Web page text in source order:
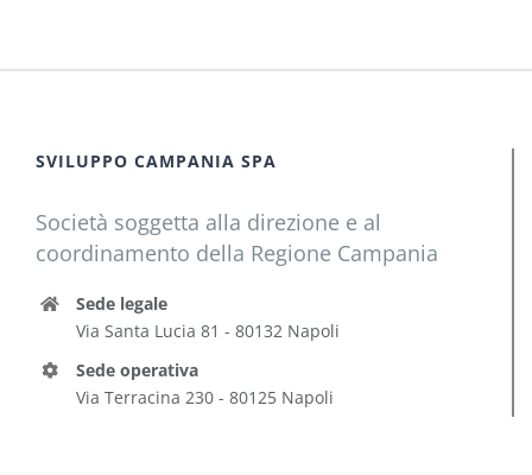
SVILUPPO CAMPANIA SPA
Società soggetta alla direzione e al
coordinamento della Regione Campania
Sede legale
Via Santa Lucia 81 - 80132 Napoli
Sede operativa
Via Terracina 230 - 80125 Napoli